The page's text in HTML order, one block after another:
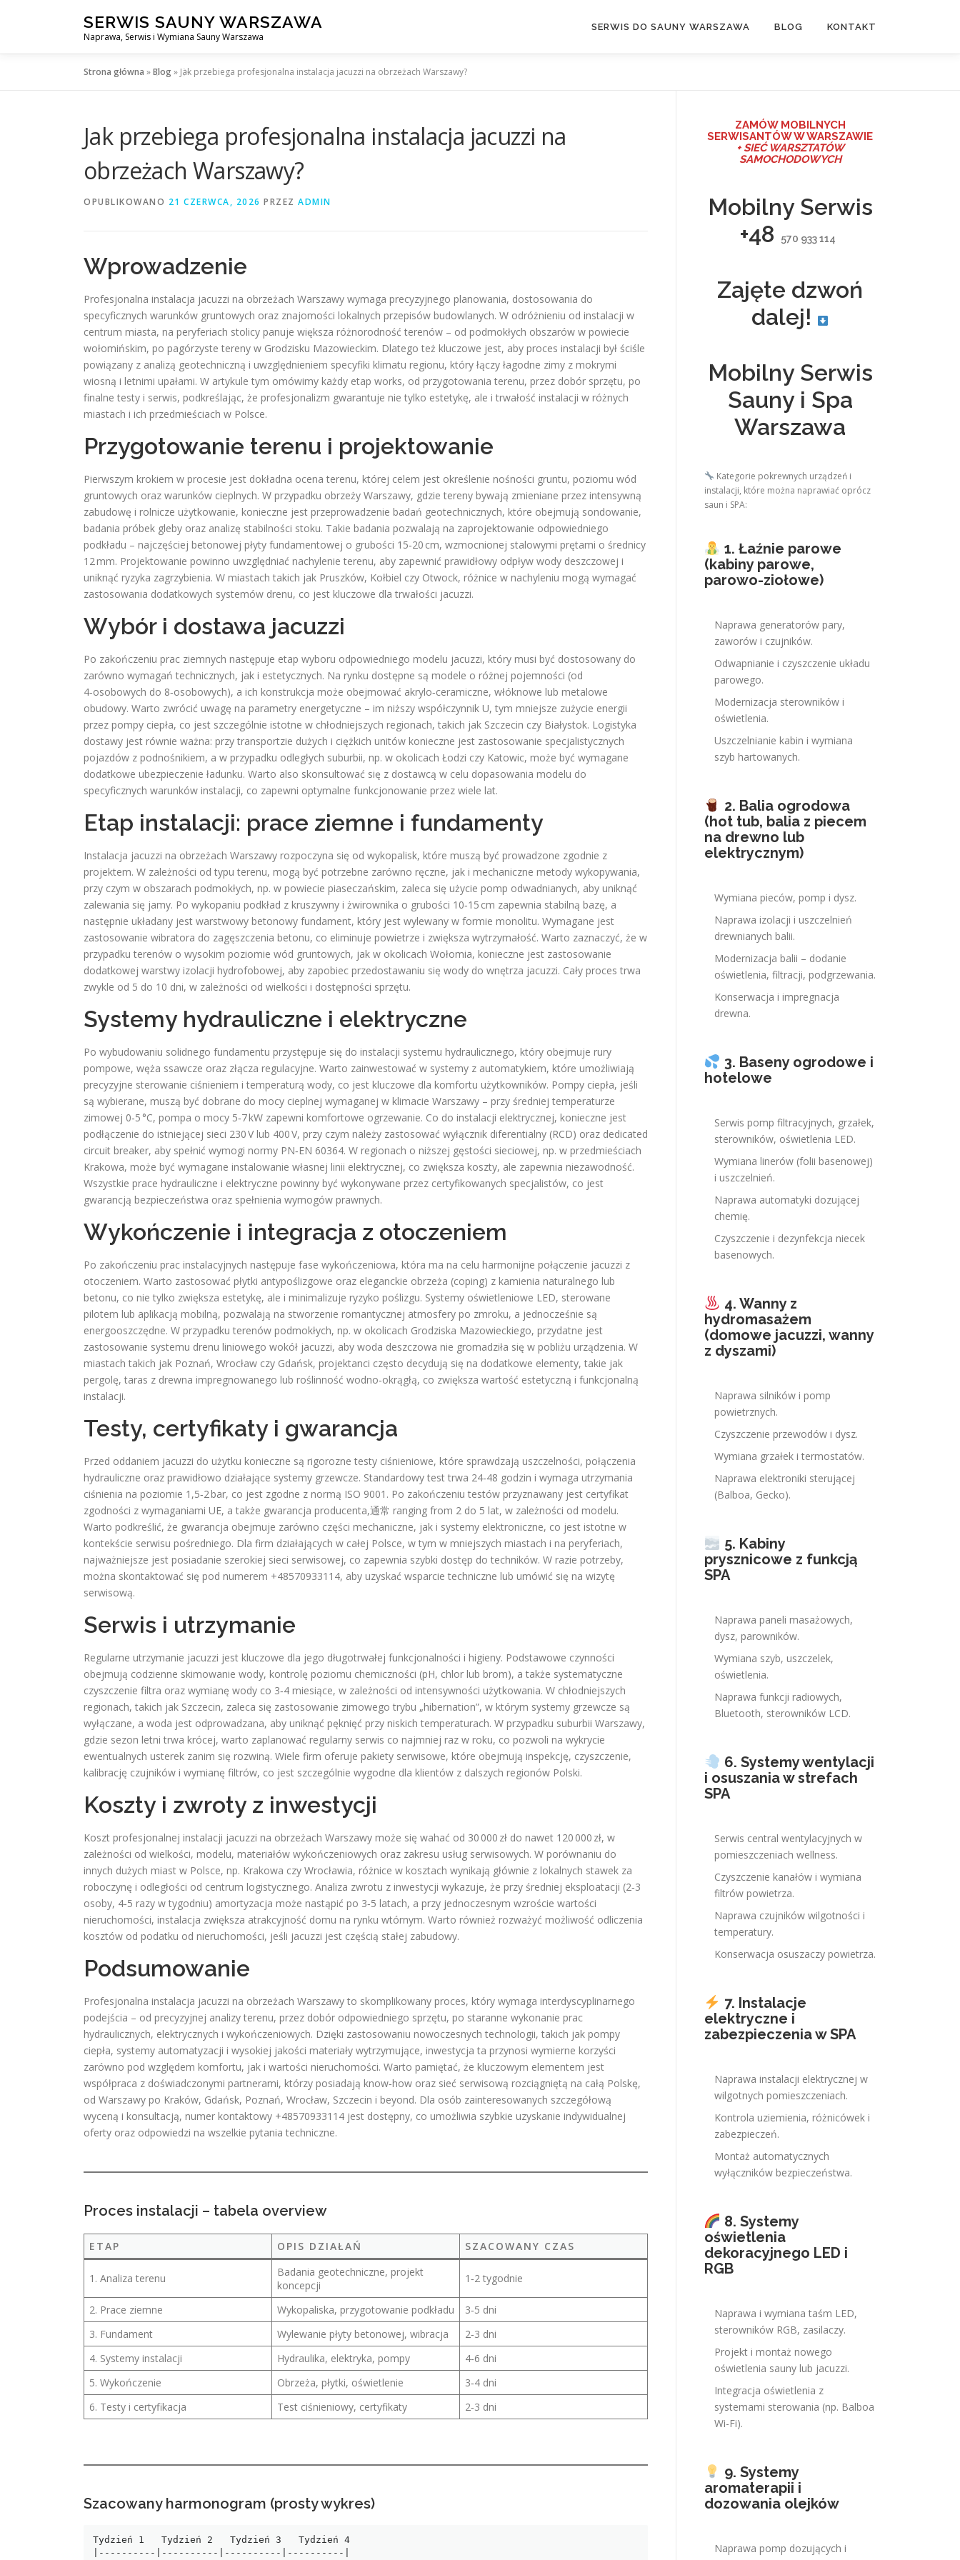
SERWIS SAUNY WARSZAWA
Naprawa, Serwis i Wymiana Sauny Warszawa
SERWIS DO SAUNY WARSZAWA BLOG KONTAKT
Strona główna »Blog» Jak przebiega profesjonalna instalacja jacuzzi na obrzeżach Warszawy?
Jak przebiega profesjonalna instalacja jacuzzi na
obrzeżach Warszawy?
OPUBLIKOWANO 21 CZERWCA, 2026 PRZEZ ADMIN
Wprowadzenie
Profesjonalna instalacja jacuzzi na obrzeżach Warszawy wymaga precyzyjnego planowania, dostosowania do
specyficznych warunków gruntowych oraz znajomości lokalnych przepisów budowlanych. W odróżnieniu od instalacji w
centrum miasta, na peryferiach stolicy panuje większa różnorodność terenów – od podmokłych obszarów w powiecie
wołomińskim, po pagórzyste tereny w Grodzisku Mazowieckim. Dlatego też kluczowe jest, aby proces instalacji był ściśle
powiązany z analizą geotechniczną i uwzględnieniem specyfiki klimatu regionu, który łączy łagodne zimy z mokrymi
wiosną i letnimi upałami. W artykule tym omówimy każdy etap works, od przygotowania terenu, przez dobór sprzętu, po
finalne testy i serwis, podkreślając, że profesjonalizm gwarantuje nie tylko estetykę, ale i trwałość instalacji w różnych
miastach i ich przedmieściach w Polsce.
Przygotowanie terenu i projektowanie
Pierwszym krokiem w procesie jest dokładna ocena terenu, której celem jest określenie nośności gruntu, poziomu wód
gruntowych oraz warunków cieplnych. W przypadku obrzeży Warszawy, gdzie tereny bywają zmieniane przez intensywną
zabudowę i rolnicze użytkowanie, konieczne jest przeprowadzenie badań geotechnicznych, które obejmują sondowanie,
badania próbek gleby oraz analizę stabilności stoku. Takie badania pozwalają na zaprojektowanie odpowiedniego
podkładu – najczęściej betonowej płyty fundamentowej o grubości 15‑20 cm, wzmocnionej stalowymi prętami o średnicy
12 mm. Projektowanie powinno uwzględniać nachylenie terenu, aby zapewnić prawidłowy odpływ wody deszczowej i
uniknąć ryzyka zagrzybienia. W miastach takich jak Pruszków, Kołbiel czy Otwock, różnice w nachyleniu mogą wymagać
zastosowania dodatkowych systemów drenu, co jest kluczowe dla trwałości jacuzzi.
Wybór i dostawa jacuzzi
Po zakończeniu prac ziemnych następuje etap wyboru odpowiedniego modelu jacuzzi, który musi być dostosowany do
zarówno wymagań technicznych, jak i estetycznych. Na rynku dostępne są modele o różnej pojemności (od
4‑osobowych do 8‑osobowych), a ich konstrukcja może obejmować akrylo‑ceramiczne, włóknowe lub metalowe
obudowy. Warto zwrócić uwagę na parametry energetyczne – im niższy współczynnik U, tym mniejsze zużycie energii
przez pompy ciepła, co jest szczególnie istotne w chłodniejszych regionach, takich jak Szczecin czy Białystok. Logistyka
dostawy jest równie ważna: przy transportzie dużych i ciężkich unitów konieczne jest zastosowanie specjalistycznych
pojazdów z podnośnikiem, a w przypadku odległych suburbii, np. w okolicach Łodzi czy Katowic, może być wymagane
dodatkowe ubezpieczenie ładunku. Warto also skonsultować się z dostawcą w celu dopasowania modelu do
specyficznych warunków instalacji, co zapewni optymalne funkcjonowanie przez wiele lat.
Etap instalacji: prace ziemne i fundamenty
Instalacja jacuzzi na obrzeżach Warszawy rozpoczyna się od wykopalisk, które muszą być prowadzone zgodnie z
projektem. W zależności od typu terenu, mogą być potrzebne zarówno ręczne, jak i mechaniczne metody wykopywania,
przy czym w obszarach podmokłych, np. w powiecie piaseczańskim, zaleca się użycie pomp odwadnianych, aby uniknąć
zalewania się jamy. Po wykopaniu podkład z kruszywny i żwirownika o grubości 10‑15 cm zapewnia stabilną bazę, a
następnie układany jest warstwowy betonowy fundament, który jest wylewany w formie monolitu. Wymagane jest
zastosowanie wibratora do zagęszczenia betonu, co eliminuje powietrze i zwiększa wytrzymałość. Warto zaznaczyć, że w
przypadku terenów o wysokim poziomie wód gruntowych, jak w okolicach Wołomia, konieczne jest zastosowanie
dodatkowej warstwy izolacji hydrofobowej, aby zapobiec przedostawaniu się wody do wnętrza jacuzzi. Cały proces trwa
zwykle od 5 do 10 dni, w zależności od wielkości i dostępności sprzętu.
Systemy hydrauliczne i elektryczne
Po wybudowaniu solidnego fundamentu przystępuje się do instalacji systemu hydraulicznego, który obejmuje rury
pompowe, węża ssawcze oraz złącza regulacyjne. Warto zainwestować w systemy z automatykiem, które umożliwiają
precyzyjne sterowanie ciśnieniem i temperaturą wody, co jest kluczowe dla komfortu użytkowników. Pompy ciepła, jeśli
są wybierane, muszą być dobrane do mocy cieplnej wymaganej w klimacie Warszawy – przy średniej temperaturze
zimowej 0‑5 °C, pompa o mocy 5‑7 kW zapewni komfortowe ogrzewanie. Co do instalacji elektrycznej, konieczne jest
podłączenie do istniejącej sieci 230 V lub 400 V, przy czym należy zastosować wyłącznik diferentialny (RCD) oraz dedicated
circuit breaker, aby spełnić wymogi normy PN‑EN 60364. W regionach o niższej gęstości sieciowej, np. w przedmieściach
Krakowa, może być wymagane instalowanie własnej linii elektrycznej, co zwiększa koszty, ale zapewnia niezawodność.
Wszystkie prace hydrauliczne i elektryczne powinny być wykonywane przez certyfikowanych specjalistów, co jest
gwarancją bezpieczeństwa oraz spełnienia wymogów prawnych.
Wykończenie i integracja z otoczeniem
Po zakończeniu prac instalacyjnych następuje fase wykończeniowa, która ma na celu harmonijne połączenie jacuzzi z
otoczeniem. Warto zastosować płytki antypoślizgowe oraz eleganckie obrzeża (coping) z kamienia naturalnego lub
betonu, co nie tylko zwiększa estetykę, ale i minimalizuje ryzyko poślizgu. Systemy oświetleniowe LED, sterowane
pilotem lub aplikacją mobilną, pozwalają na stworzenie romantycznej atmosfery po zmroku, a jednocześnie są
energooszczędne. W przypadku terenów podmokłych, np. w okolicach Grodziska Mazowieckiego, przydatne jest
zastosowanie systemu drenu liniowego wokół jacuzzi, aby woda deszczowa nie gromadziła się w pobliżu urządzenia. W
miastach takich jak Poznań, Wrocław czy Gdańsk, projektanci często decydują się na dodatkowe elementy, takie jak
pergolę, taras z drewna impregnowanego lub roślinność wodno‑okrągłą, co zwiększa wartość estetyczną i funkcjonalną
instalacji.
Testy, certyfikaty i gwarancja
Przed oddaniem jacuzzi do użytku konieczne są rigorozne testy ciśnieniowe, które sprawdzają uszczelności, połączenia
hydrauliczne oraz prawidłowo działające systemy grzewcze. Standardowy test trwa 24‑48 godzin i wymaga utrzymania
ciśnienia na poziomie 1,5‑2 bar, co jest zgodne z normą ISO 9001. Po zakończeniu testów przyznawany jest certyfikat
zgodności z wymaganiami UE, a także gwarancja producenta,通常 ranging from 2 do 5 lat, w zależności od modelu.
Warto podkreślić, że gwarancja obejmuje zarówno części mechaniczne, jak i systemy elektroniczne, co jest istotne w
kontekście serwisu pośredniego. Dla firm działających w całej Polsce, w tym w mniejszych miastach i na peryferiach,
najważniejsze jest posiadanie szerokiej sieci serwisowej, co zapewnia szybki dostęp do techników. W razie potrzeby,
można skontaktować się pod numerem +48570933114, aby uzyskać wsparcie techniczne lub umówić się na wizytę
serwisową.
Serwis i utrzymanie
Regularne utrzymanie jacuzzi jest kluczowe dla jego długotrwałej funkcjonalności i higieny. Podstawowe czynności
obejmują codzienne skimowanie wody, kontrolę poziomu chemiczności (pH, chlor lub brom), a także systematyczne
czyszczenie filtra oraz wymianę wody co 3‑4 miesiące, w zależności od intensywności użytkowania. W chłodniejszych
regionach, takich jak Szczecin, zaleca się zastosowanie zimowego trybu „hibernation”, w którym systemy grzewcze są
wyłączane, a woda jest odprowadzana, aby uniknąć pęknięć przy niskich temperaturach. W przypadku suburbii Warszawy,
gdzie sezon letni trwa krócej, warto zaplanować regularny serwis co najmniej raz w roku, co pozwoli na wykrycie
ewentualnych usterek zanim się rozwiną. Wiele firm oferuje pakiety serwisowe, które obejmują inspekcję, czyszczenie,
kalibrację czujników i wymianę filtrów, co jest szczególnie wygodne dla klientów z dalszych regionów Polski.
Koszty i zwroty z inwestycji
Koszt profesjonalnej instalacji jacuzzi na obrzeżach Warszawy może się wahać od 30 000 zł do nawet 120 000 zł, w
zależności od wielkości, modelu, materiałów wykończeniowych oraz zakresu usług serwisowych. W porównaniu do
innych dużych miast w Polsce, np. Krakowa czy Wrocławia, różnice w kosztach wynikają głównie z lokalnych stawek za
roboczynę i odległości od centrum logistycznego. Analiza zwrotu z inwestycji wykazuje, że przy średniej eksploatacji (2‑3
osoby, 4‑5 razy w tygodniu) amortyzacja może nastąpić po 3‑5 latach, a przy jednoczesnym wzroście wartości
nieruchomości, instalacja zwiększa atrakcyjność domu na rynku wtórnym. Warto również rozważyć możliwość odliczenia
kosztów od podatku od nieruchomości, jeśli jacuzzi jest częścią stałej zabudowy.
Podsumowanie
Profesjonalna instalacja jacuzzi na obrzeżach Warszawy to skomplikowany proces, który wymaga interdyscyplinarnego
podejścia – od precyzyjnej analizy terenu, przez dobór odpowiedniego sprzętu, po staranne wykonanie prac
hydraulicznych, elektrycznych i wykończeniowych. Dzięki zastosowaniu nowoczesnych technologii, takich jak pompy
ciepła, systemy automatyzacji i wysokiej jakości materiały wytrzymujące, inwestycja ta przynosi wymierne korzyści
zarówno pod względem komfortu, jak i wartości nieruchomości. Warto pamiętać, że kluczowym elementem jest
współpraca z doświadczonymi partnerami, którzy posiadają know‑how oraz sieć serwisową rozciągniętą na całą Polskę,
od Warszawy po Kraków, Gdańsk, Poznań, Wrocław, Szczecin i beyond. Dla osób zainteresowanych szczegółową
wyceną i konsultacją, numer kontaktowy +48570933114 jest dostępny, co umożliwia szybkie uzyskanie indywidualnej
oferty oraz odpowiedzi na wszelkie pytania techniczne.
Proces instalacji – tabela overview
ETAP OPIS DZIAŁAŃ SZACOWANY CZAS
1. Analiza terenu
Badania geotechniczne, projekt
koncepcji
1‑2 tygodnie
2. Prace ziemne Wykopaliska, przygotowanie podkładu
3‑5 dni
3. Fundament
Wylewanie płyty betonowej, wibracja
2‑3 dni
4. Systemy instalacji
Hydraulika, elektryka, pompy
4‑6 dni
5. Wykończenie
Obrzeża, płytki, oświetlenie
3‑4 dni
6. Testy i certyfikacja
Test ciśnieniowy, certyfikaty 2‑3 dni
Szacowany harmonogram (prosty wykres)
Tydzień 1   Tydzień 2   Tydzień 3   Tydzień 4
|----------|----------|----------|----------|
ZAMÓW MOBILNYCH
SERWISANTÓW W WARSZAWIE
+ SIEĆ WARSZTATÓW
SAMOCHODOWYCH
Mobilny Serwis
+48
570 933 114
Zajęte dzwoń
dalej!
Mobilny Serwis
Sauny i Spa
Warszawa
Kategorie pokrewnych urządzeń i
instalacji, które można naprawiać oprócz
saun i SPA:
1. Łaźnie parowe
(kabiny parowe,
parowo-ziołowe)
Naprawa generatorów pary,
zaworów i czujników.
Odwapnianie i czyszczenie układu
parowego.
Modernizacja sterowników i
oświetlenia.
Uszczelnianie kabin i wymiana
szyb hartowanych.
2. Balia ogrodowa
(hot tub, balia z piecem
na drewno lub
elektrycznym)
Wymiana pieców, pomp i dysz.
Naprawa izolacji i uszczelnień
drewnianych balii.
Modernizacja balii – dodanie
oświetlenia, filtracji, podgrzewania.
Konserwacja i impregnacja
drewna.
3. Baseny ogrodowe i
hotelowe
Serwis pomp filtracyjnych, grzałek,
sterowników, oświetlenia LED.
Wymiana linerów (folii basenowej)
i uszczelnień.
Naprawa automatyki dozującej
chemię.
Czyszczenie i dezynfekcja niecek
basenowych.
4. Wanny z
hydromasażem
(domowe jacuzzi, wanny
z dyszami)
Naprawa silników i pomp
powietrznych.
Czyszczenie przewodów i dysz.
Wymiana grzałek i termostatów.
Naprawa elektroniki sterującej
(Balboa, Gecko).
5. Kabiny
prysznicowe z funkcją
SPA
Naprawa paneli masażowych,
dysz, parowników.
Wymiana szyb, uszczelek,
oświetlenia.
Naprawa funkcji radiowych,
Bluetooth, sterowników LCD.
6. Systemy wentylacji
i osuszania w strefach
SPA
Serwis central wentylacyjnych w
pomieszczeniach wellness.
Czyszczenie kanałów i wymiana
filtrów powietrza.
Naprawa czujników wilgotności i
temperatury.
Konserwacja osuszaczy powietrza.
7. Instalacje
elektryczne i
zabezpieczenia w SPA
Naprawa instalacji elektrycznej w
wilgotnych pomieszczeniach.
Kontrola uziemienia, różnicówek i
zabezpieczeń.
Montaż automatycznych
wyłączników bezpieczeństwa.
8. Systemy
oświetlenia
dekoracyjnego LED i
RGB
Naprawa i wymiana taśm LED,
sterowników RGB, zasilaczy.
Projekt i montaż nowego
oświetlenia sauny lub jacuzzi.
Integracja oświetlenia z
systemami sterowania (np. Balboa
Wi-Fi).
9. Systemy
aromaterapii i
dozowania olejków
Naprawa pomp dozujących i